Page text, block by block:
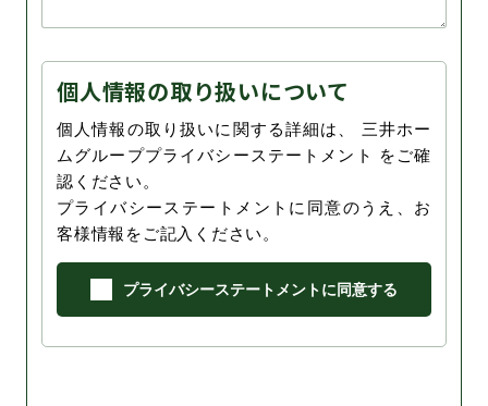
個人情報の取り扱いについて
個人情報の取り扱いに関する詳細は、 三井ホー
ムグループプライバシーステートメント をご確
認ください。
プライバシーステートメントに同意のうえ、お
客様情報をご記入ください。
プライバシーステートメントに同意する